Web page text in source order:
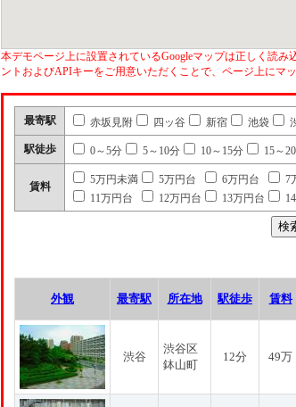
本デモページ上に設置されているGoogleマップは正しく読
ントおよびAPIキーをご用意いただくことで、ページ上にマ
最寄駅 赤坂見附 四ッ谷 新宿 池袋
駅徒歩 0～5分 5～10分 10～15分 15～
賃料
5万円未満 5万円台 6万円台 7
11万円台
12万円台 13万円台
外観 最寄駅 所在地 駅徒歩 賃料
渋谷
渋谷区
鉢山町
12分 49万